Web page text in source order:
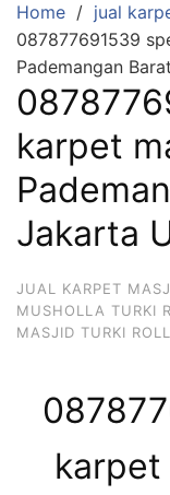
Home
jual
087877691539
Pademangan
karpet
Jakarta
JUAL KARPET
MUSHOLLA TURKI
MASJID TURKI
karpet